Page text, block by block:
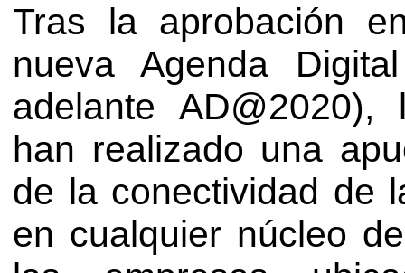
Tras la aprobación
nueva Agenda
adelante
han realizado una
de la conectividad de
en cualquier núcleo